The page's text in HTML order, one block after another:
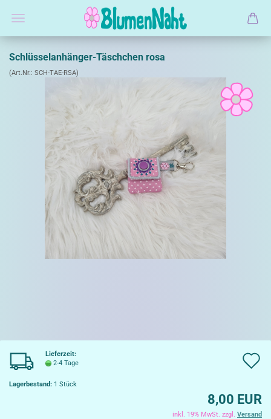
Schlüsselanhänger-Täschchen rosa
(Art.Nr.: SCH-TAE-RSA)
Lieferzeit:
2-4 Tage
Lagerbestand: 1 Stück
8,00 EUR
inkl. 19% MwSt. zzgl. Versand